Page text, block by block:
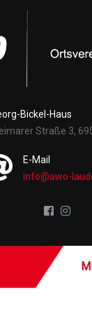
Bickel-Haus
Straße 3,
E-Mail
info@awo-